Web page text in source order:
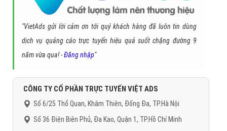
"VietAds gửi lời cảm ơn tới quý khách hàng đã luôn tin dùng
dịch vụ quảng cáo trực tuyến hiệu quả suốt chặng đường 9
năm vừa qua! -Đăng nhập"
CÔNG TY CỔ PHẦN TRỰC TUYẾN VIỆT ADS
Số 6/25 Thổ Quan, Khâm Thiên, Đống Đa, TP.Hà Nội
Số 36 Điện Biên Phủ, Đa Kao, Quận 1, TP.Hồ Chí Minh